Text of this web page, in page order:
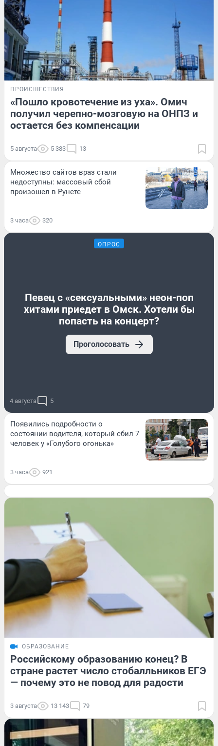
ПРОИСШЕСТВИЯ
«Пошло кровотечение из уха». Омич
получил черепно-мозговую на ОНПЗ и
остается без компенсации
5 августа 5 383 13
Множество сайтов враз стали
недоступны: массовый сбой
произошел в Рунете
3 часа 320
ОПРОС
Певец с «сексуальными» неон-поп
хитами приедет в Омск. Хотели бы
попасть на концерт?
Проголосовать
4 августа 5
Появились подробности о
состоянии водителя, который сбил 7
человек у «Голубого огонька»
3 часа 921
ОБРАЗОВАНИЕ
Российскому образованию конец? В
стране растет число стобалльников ЕГЭ
— почему это не повод для радости
3 августа 13 143 79